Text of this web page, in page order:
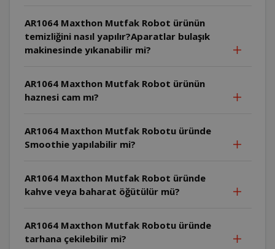
AR1064 Maxthon Mutfak Robot ürünün
temizliğini nasıl yapılır?Aparatlar bulaşık
makinesinde yıkanabilir mi?
AR1064 Maxthon Mutfak Robot ürünün
haznesi cam mı?
AR1064 Maxthon Mutfak Robotu üründe
Smoothie yapılabilir mi?
AR1064 Maxthon Mutfak Robot üründe
kahve veya baharat öğütülür mü?
AR1064 Maxthon Mutfak Robotu üründe
tarhana çekilebilir mi?